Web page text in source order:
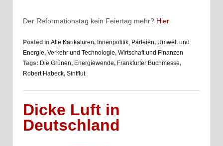
Der Reformationstag kein Feiertag mehr? Hier
Posted in Alle Karikaturen, Innenpolitik, Parteien, Umwelt und
Energie, Verkehr und Technologie, Wirtschaft und Finanzen
Tags: Die Grünen, Energiewende, Frankfurter Buchmesse,
Robert Habeck, Sintflut
Dicke Luft in
Deutschland